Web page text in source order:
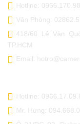
Hotline:
Văn Phòng:
418/60 Lê Văn
TP.HCM
Email:
Hotline:
Mr. Hưng: